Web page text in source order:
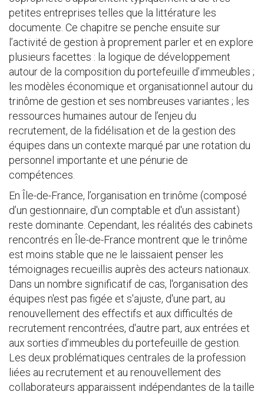
petites entreprises telles que la littérature les
documente. Ce chapitre se penche ensuite sur
l’activité de gestion à proprement parler et en explore
plusieurs facettes : la logique de développement
autour de la composition du portefeuille d’immeubles ;
les modèles économique et organisationnel autour du
trinôme de gestion et ses nombreuses variantes ; les
ressources humaines autour de l’enjeu du
recrutement, de la fidélisation et de la gestion des
équipes dans un contexte marqué par une rotation du
personnel importante et une pénurie de
compétences.
En Île-de-France, l’organisation en trinôme (composé
d’un gestionnaire, d'un comptable et d'un assistant)
reste dominante. Cependant, les réalités des cabinets
rencontrés en Île-de-France montrent que le trinôme
est moins stable que ne le laissaient penser les
témoignages recueillis auprès des acteurs nationaux.
Dans un nombre significatif de cas, l'organisation des
équipes n'est pas figée et s'ajuste, d'une part, au
renouvellement des effectifs et aux difficultés de
recrutement rencontrées, d'autre part, aux entrées et
aux sorties d’immeubles du portefeuille de gestion.
Les deux problématiques centrales de la profession
liées au recrutement et au renouvellement des
collaborateurs apparaissent indépendantes de la taille